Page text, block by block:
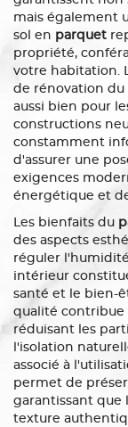
mais également
sol en parquet
propriété,
votre habitation.
de rénovation du
aussi bien pour
constructions
constamment
d'assurer une
exigences
énergétique et
Les bienfaits du
des aspects
réguler
intérieur
santé et le bien-
qualité contribue
réduisant les
l'isolation
associé à
permet de
garantissant que
texture